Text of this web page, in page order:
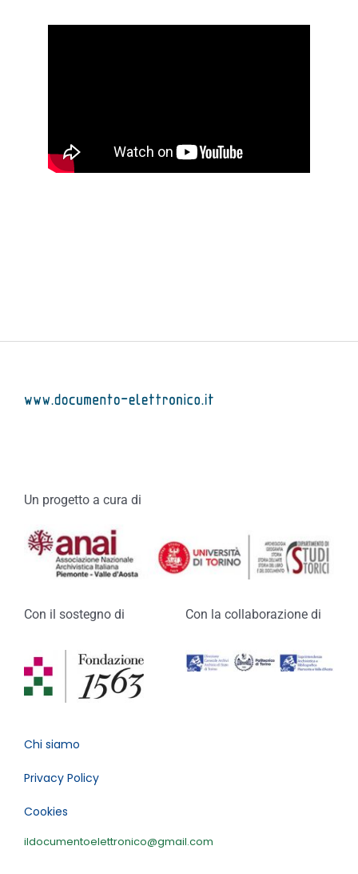
Un progetto a cura di
Con il sostegno di Con la collaborazione di
Chi siamo
Privacy Policy
Cookies
ildocumentoelettronico@gmail.com